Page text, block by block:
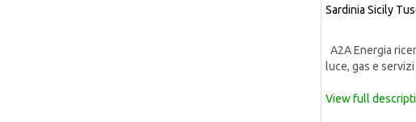
Sardinia Sicily
A2A Energia
luce, gas e
View full